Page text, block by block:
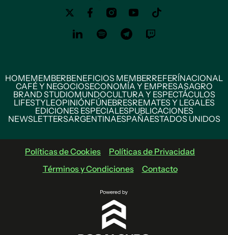
HOMEMEMBERBENEFICIOS MEMBERREFERÍNACIONAL
CAFÉ Y NEGOCIOSECONOMÍA Y EMPRESASAGRO
BRAND STUDIOMUNDOCULTURA Y ESPECTÁCULOS
LIFESTYLEOPINIÓNFÚNEBRESREMATES Y LEGALES
EDICIONES ESPECIALESPUBLICACIONES
NEWSLETTERSARGENTINAESPAÑAESTADOS UNIDOS
Políticas de Cookies
Políticas de Privacidad
Términos y Condiciones
Contacto